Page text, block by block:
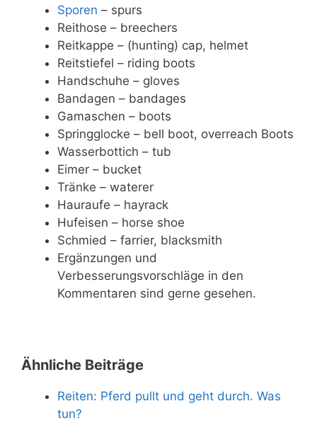
Sporen – spurs
Reithose – breechers
Reitkappe – (hunting) cap, helmet
Reitstiefel – riding boots
Handschuhe – gloves
Bandagen – bandages
Gamaschen – boots
Springglocke – bell boot, overreach Boots
Wasserbottich – tub
Eimer – bucket
Tränke – waterer
Hauraufe – hayrack
Hufeisen – horse shoe
Schmied – farrier, blacksmith
Ergänzungen und
Verbesserungsvorschläge in den
Kommentaren sind gerne gesehen.
Ähnliche Beiträge
Reiten: Pferd pullt und geht durch. Was
tun?